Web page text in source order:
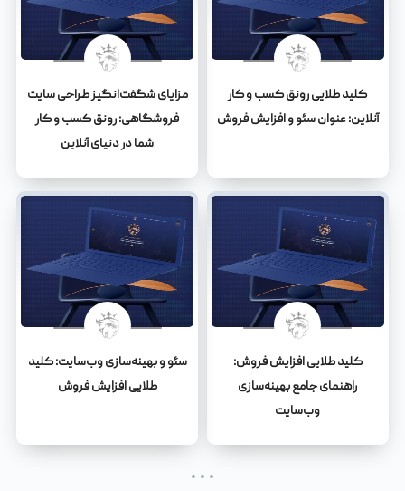
کلید طلایی رونق کسب و کار
آنلاین: عنوان سئو و افزایش فروش
مزایای شگفت‌انگیز طراحی سایت
فروشگاهی: رونق کسب و کار
شما در دنیای آنلاین
کلید طلایی افزایش فروش:
راهنمای جامع بهینه‌سازی
وب‌سایت
سئو و بهینه‌سازی وب‌سایت: کلید
طلایی افزایش فروش